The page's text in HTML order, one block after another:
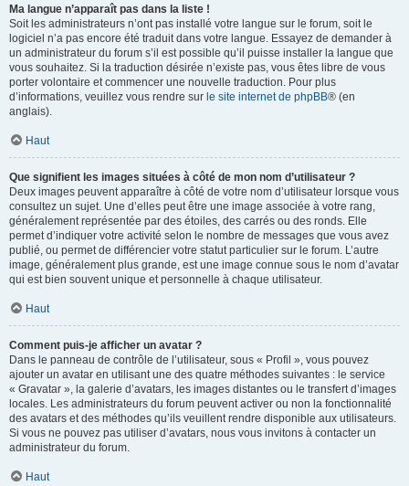
Ma langue n’apparaît pas dans la liste !
Soit les administrateurs n’ont pas installé votre langue sur le forum, soit le
logiciel n’a pas encore été traduit dans votre langue. Essayez de demander à
un administrateur du forum s’il est possible qu’il puisse installer la langue que
vous souhaitez. Si la traduction désirée n’existe pas, vous êtes libre de vous
porter volontaire et commencer une nouvelle traduction. Pour plus
d’informations, veuillez vous rendre sur le site internet de phpBB® (en
anglais).
Haut
Que signifient les images situées à côté de mon nom d’utilisateur ?
Deux images peuvent apparaître à côté de votre nom d’utilisateur lorsque vous
consultez un sujet. Une d’elles peut être une image associée à votre rang,
généralement représentée par des étoiles, des carrés ou des ronds. Elle
permet d’indiquer votre activité selon le nombre de messages que vous avez
publié, ou permet de différencier votre statut particulier sur le forum. L’autre
image, généralement plus grande, est une image connue sous le nom d’avatar
qui est bien souvent unique et personnelle à chaque utilisateur.
Haut
Comment puis-je afficher un avatar ?
Dans le panneau de contrôle de l’utilisateur, sous « Profil », vous pouvez
ajouter un avatar en utilisant une des quatre méthodes suivantes : le service
« Gravatar », la galerie d’avatars, les images distantes ou le transfert d’images
locales. Les administrateurs du forum peuvent activer ou non la fonctionnalité
des avatars et des méthodes qu’ils veuillent rendre disponible aux utilisateurs.
Si vous ne pouvez pas utiliser d’avatars, nous vous invitons à contacter un
administrateur du forum.
Haut